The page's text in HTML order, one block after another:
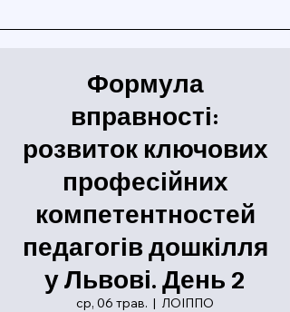
Формула
вправності:
розвиток ключових
професійних
компетентностей
педагогів дошкілля
у Львові. День 2
ср, 06 трав.
  |
ЛОІППО